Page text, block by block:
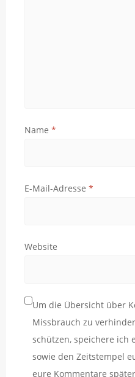
Name *
E-Mail-Adresse *
Website
Um die Übersicht über
Missbrauch zu
schützen, speichere ich
sowie den Zeitstempel
eure Kommentare